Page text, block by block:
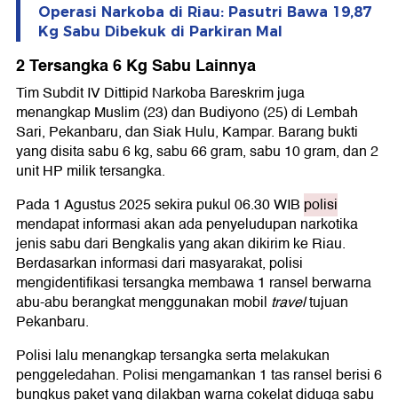
Operasi Narkoba di Riau: Pasutri Bawa 19,87
Kg Sabu Dibekuk di Parkiran Mal
2 Tersangka 6 Kg Sabu Lainnya
Tim Subdit IV Dittipid Narkoba Bareskrim juga
menangkap Muslim (23) dan Budiyono (25) di Lembah
Sari, Pekanbaru, dan Siak Hulu, Kampar. Barang bukti
yang disita sabu 6 kg, sabu 66 gram, sabu 10 gram, dan 2
unit HP milik tersangka.
Pada 1 Agustus 2025 sekira pukul 06.30 WIB polisi
mendapat informasi akan ada penyeludupan narkotika
jenis sabu dari Bengkalis yang akan dikirim ke Riau.
Berdasarkan informasi dari masyarakat, polisi
mengidentifikasi tersangka membawa 1 ransel berwarna
abu-abu berangkat menggunakan mobil traveltujuan
Pekanbaru.
Polisi lalu menangkap tersangka serta melakukan
penggeledahan. Polisi mengamankan 1 tas ransel berisi 6
bungkus paket yang dilakban warna cokelat diduga sabu